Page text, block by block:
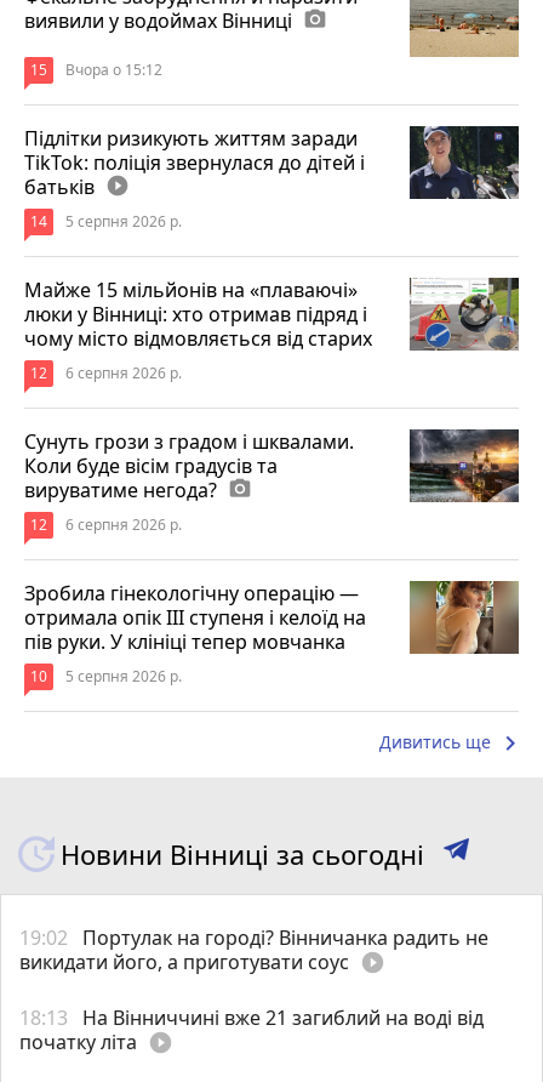
виявили у водоймах Вінниці photo_camera
15 Вчора о 15:12
Підлітки ризикують життям заради
TikTok: поліція звернулася до дітей і
батьків play_circle_filled
14 5 серпня 2026 р.
Майже 15 мільйонів на «плаваючі»
люки у Вінниці: хто отримав підряд і
чому місто відмовляється від старих
12 6 серпня 2026 р.
Сунуть грози з градом і шквалами.
Коли буде вісім градусів та
вируватиме негода? photo_camera
12 6 серпня 2026 р.
Зробила гінекологічну операцію —
отримала опік ІІІ ступеня і келоїд на
пів руки. У клініці тепер мовчанка
10 5 серпня 2026 р.
Дивитись ще keyboard_arrow_right
Новини Вінниці за сьогодні
19:02
Портулак на городі? Вінничанка радить не
викидати його, а приготувати соус play_circle_filled
18:13
На Вінниччині вже 21 загиблий на воді від
початку літа play_circle_filled